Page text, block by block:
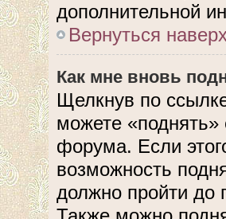
дополнительной
Вернуться
Как мне вновь
Щелкнув по
можете
форума. Если
возможность
должно пройти до